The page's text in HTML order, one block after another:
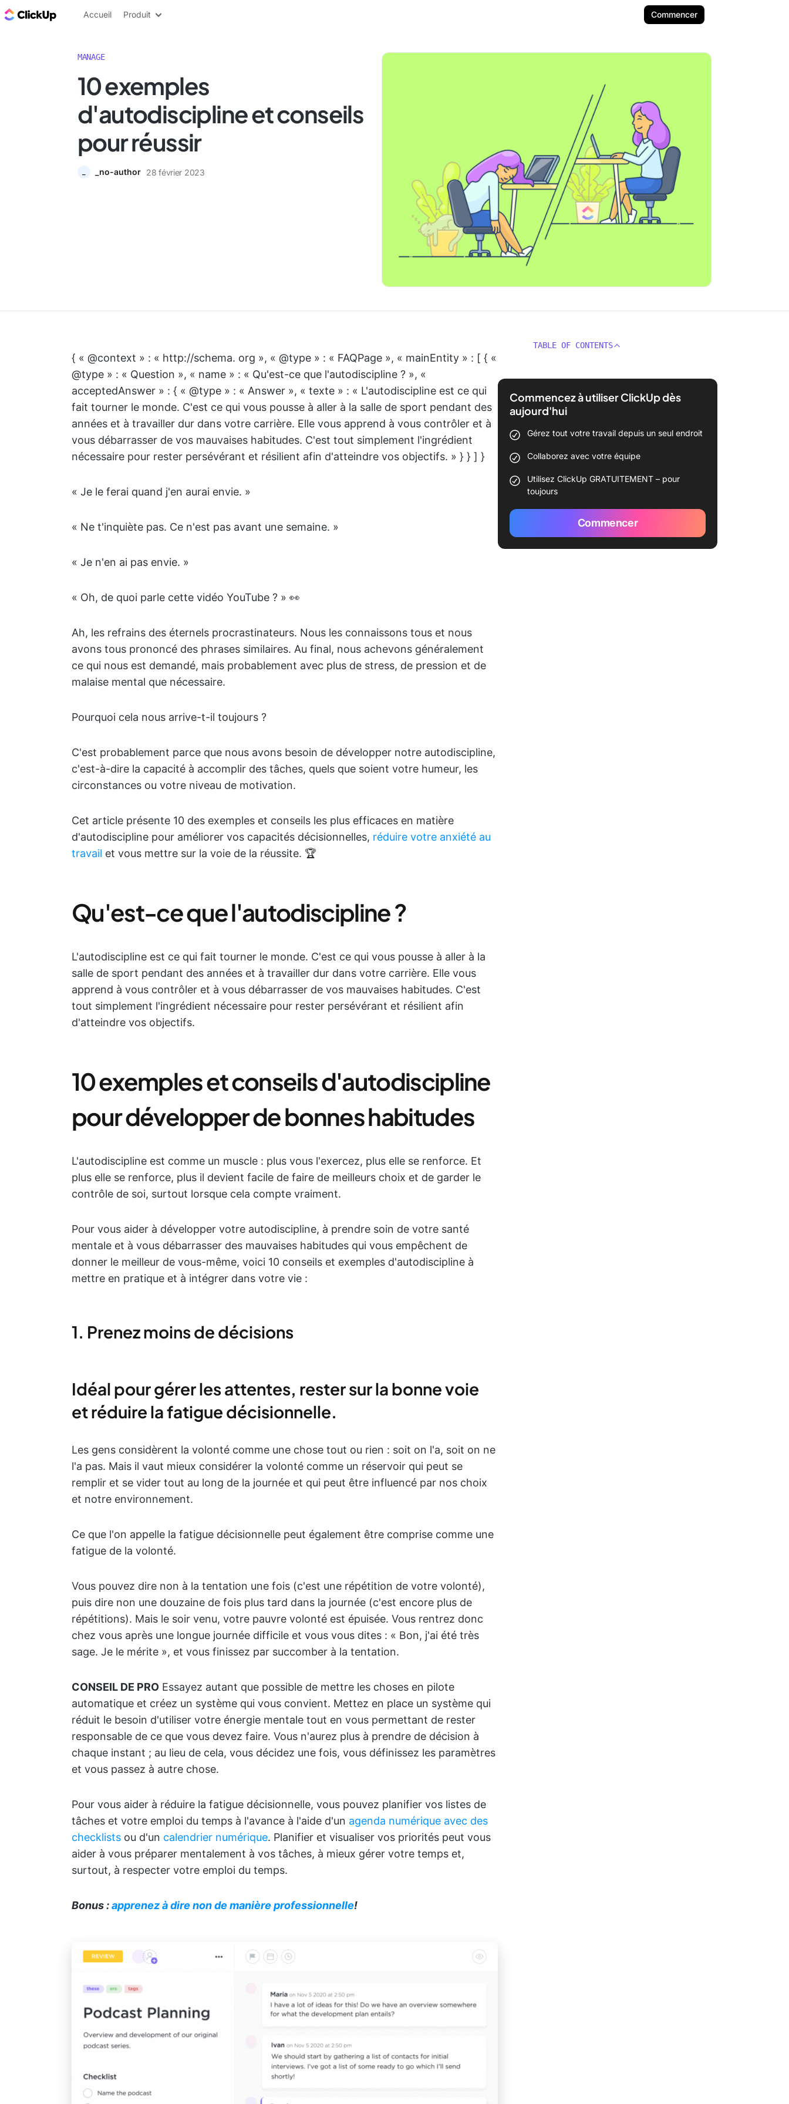
ClickUp Blog
Accueil Produit Commencer
MANAGE
10 exemples
d'autodiscipline et conseils
pour réussir
_no-author 28 février 2023
{ « @context » : « http://schema. org », « @type » : « FAQPage », « mainEntity » : [ { «
@type » : « Question », « name » : « Qu'est-ce que l'autodiscipline ? », «
acceptedAnswer » : { « @type » : « Answer », « texte » : « L'autodiscipline est ce qui
fait tourner le monde. C'est ce qui vous pousse à aller à la salle de sport pendant des
années et à travailler dur dans votre carrière. Elle vous apprend à vous contrôler et à
vous débarrasser de vos mauvaises habitudes. C'est tout simplement l'ingrédient
nécessaire pour rester persévérant et résilient afin d'atteindre vos objectifs. » } } ] }
« Je le ferai quand j'en aurai envie. »
« Ne t'inquiète pas. Ce n'est pas avant une semaine. »
« Je n'en ai pas envie. »
« Oh, de quoi parle cette vidéo YouTube ? » 👀
Ah, les refrains des éternels procrastinateurs. Nous les connaissons tous et nous
avons tous prononcé des phrases similaires. Au final, nous achevons généralement
ce qui nous est demandé, mais probablement avec plus de stress, de pression et de
malaise mental que nécessaire.
Pourquoi cela nous arrive-t-il toujours ?
C'est probablement parce que nous avons besoin de développer notre autodiscipline,
c'est-à-dire la capacité à accomplir des tâches, quels que soient votre humeur, les
circonstances ou votre niveau de motivation.
Cet article présente 10 des exemples et conseils les plus efficaces en matière
d'autodiscipline pour améliorer vos capacités décisionnelles, réduire votre anxiété au
travail et vous mettre sur la voie de la réussite. 🏆
Qu'est-ce que l'autodiscipline ?
L'autodiscipline est ce qui fait tourner le monde. C'est ce qui vous pousse à aller à la
salle de sport pendant des années et à travailler dur dans votre carrière. Elle vous
apprend à vous contrôler et à vous débarrasser de vos mauvaises habitudes. C'est
tout simplement l'ingrédient nécessaire pour rester persévérant et résilient afin
d'atteindre vos objectifs.
10 exemples et conseils d'autodiscipline
pour développer de bonnes habitudes
L'autodiscipline est comme un muscle : plus vous l'exercez, plus elle se renforce. Et
plus elle se renforce, plus il devient facile de faire de meilleurs choix et de garder le
contrôle de soi, surtout lorsque cela compte vraiment.
Pour vous aider à développer votre autodiscipline, à prendre soin de votre santé
mentale et à vous débarrasser des mauvaises habitudes qui vous empêchent de
donner le meilleur de vous-même, voici 10 conseils et exemples d'autodiscipline à
mettre en pratique et à intégrer dans votre vie :
1. Prenez moins de décisions
Idéal pour gérer les attentes, rester sur la bonne voie
et réduire la fatigue décisionnelle.
Les gens considèrent la volonté comme une chose tout ou rien : soit on l'a, soit on ne
l'a pas. Mais il vaut mieux considérer la volonté comme un réservoir qui peut se
remplir et se vider tout au long de la journée et qui peut être influencé par nos choix
et notre environnement.
Ce que l'on appelle la fatigue décisionnelle peut également être comprise comme une
fatigue de la volonté.
Vous pouvez dire non à la tentation une fois (c'est une répétition de votre volonté),
puis dire non une douzaine de fois plus tard dans la journée (c'est encore plus de
répétitions). Mais le soir venu, votre pauvre volonté est épuisée. Vous rentrez donc
chez vous après une longue journée difficile et vous vous dites : « Bon, j'ai été très
sage. Je le mérite », et vous finissez par succomber à la tentation.
CONSEIL DE PRO Essayez autant que possible de mettre les choses en pilote
automatique et créez un système qui vous convient. Mettez en place un système qui
réduit le besoin d'utiliser votre énergie mentale tout en vous permettant de rester
responsable de ce que vous devez faire. Vous n'aurez plus à prendre de décision à
chaque instant ; au lieu de cela, vous décidez une fois, vous définissez les paramètres
et vous passez à autre chose.
Pour vous aider à réduire la fatigue décisionnelle, vous pouvez planifier vos listes de
tâches et votre emploi du temps à l'avance à l'aide d'un agenda numérique avec des
checklists ou d'un calendrier numérique. Planifier et visualiser vos priorités peut vous
aider à vous préparer mentalement à vos tâches, à mieux gérer votre temps et,
surtout, à respecter votre emploi du temps.
Bonus :apprenez à dire non de manière professionnelle!
TABLE OF CONTENTS
Commencez à utiliser ClickUp dès
aujourd'hui
Gérez tout votre travail depuis un seul endroit
Collaborez avec votre équipe
Utilisez ClickUp GRATUITEMENT – pour
toujours
Commencer